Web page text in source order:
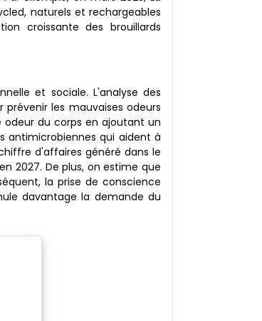
naturels et rechargeables
croissante des brouillards
et sociale. L'analyse des
les mauvaises odeurs
du corps en ajoutant un
antimicrobiennes qui aident à
d'affaires généré dans le
2027. De plus, on estime que
la prise de conscience
davantage la demande du